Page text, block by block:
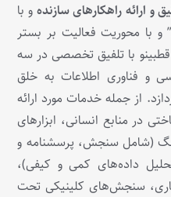
راهکارهای سازنده و با
و با محوریت فعالیت بر بستر
با تلفیق تخصصی در سه
و فناوری اطلاعات به خلق
از جمله خدمات مورد ارائه
در منابع انسانی، ابزارهای
(شامل سنجش، پرسشنامه و
داده‌های کمی و کیفی)،
سنجش‌های کلینیکی تحت